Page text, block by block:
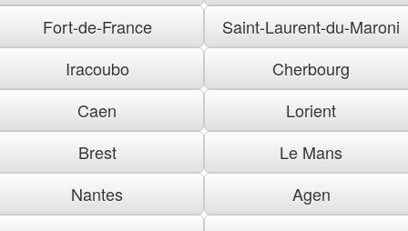
Fort-de-France
Saint-Laurent-du-Maroni
Iracoubo
Cherbourg
Caen
Lorient
Brest
Le Mans
Nantes
Agen